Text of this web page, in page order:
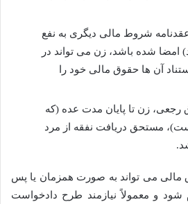
عقدنامه شروط مالی دیگری به نفع
امضا شده باشد، زن می تواند در
آن ها حقوق مالی خود را
رجعی، زن تا پایان مدت عده (که
مستحق دریافت نفقه از مرد
مالی می تواند به صورت همزمان یا پس
شود و معمولاً نیازمند طرح دادخواست